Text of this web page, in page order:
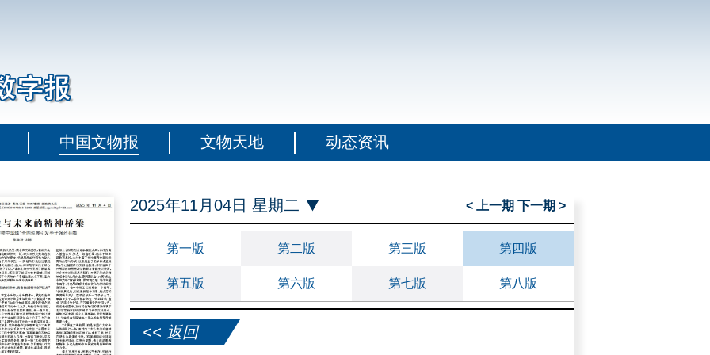
中国文物报 文物天地 动态资讯
2025年11月04日 星期二 < 上一期 下一期 >
第一版 第二版 第三版 第四版
第五版 第六版 第七版 第八版
<< 返回